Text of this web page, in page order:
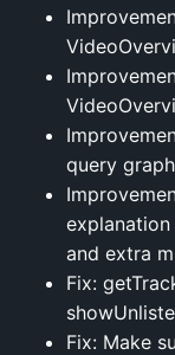
query
and extra
Fix:
Fix: Make